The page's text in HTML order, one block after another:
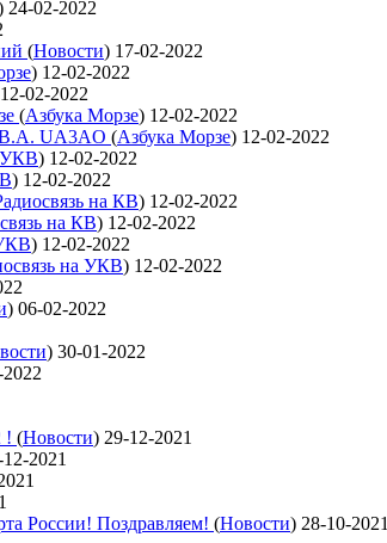
24-02-2022
(Новости) 17-02-2022
) 12-02-2022
12-02-2022
(Азбука Морзе) 12-02-2022
В.А. UA3AO (Азбука Морзе) 12-02-2022
УКВ) 12-02-2022
) 12-02-2022
на КВ) 12-02-2022
на КВ) 12-02-2022
) 12-02-2022
на УКВ) 12-02-2022
) 06-02-2022
) 30-01-2022
! (Новости) 29-12-2021
2021
России! Поздравляем! (Новости) 28-10-2021